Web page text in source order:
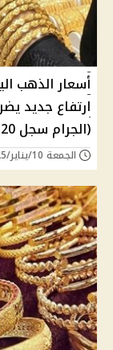
(الجرام سجل 4320 جنيها)
الجمعة 10/يناير/2025 - 09:41 م